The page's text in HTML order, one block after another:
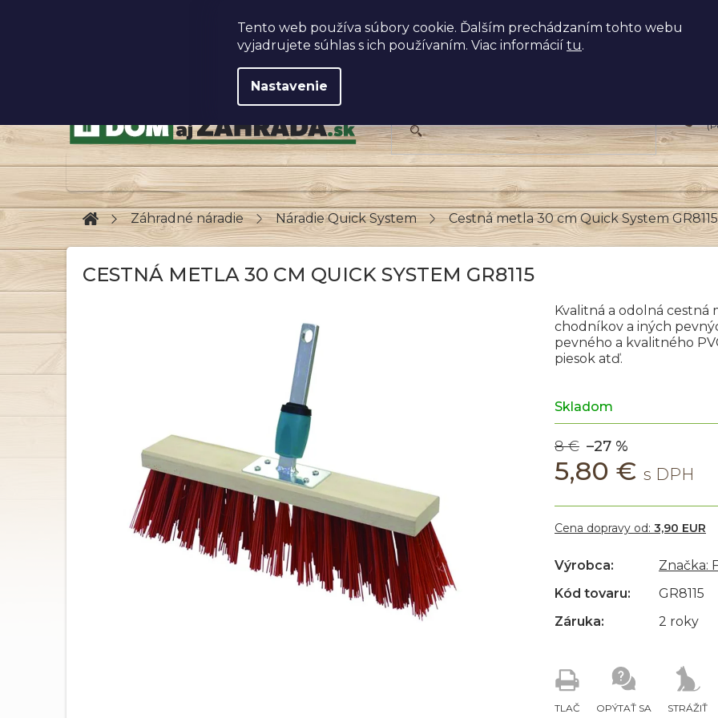
Tento web používa súbory cookie. Ďalším prechádzaním tohto webu
vyjadrujete súhlas s ich používaním. Viac informácií tu.
Nastavenie
DomovZáhradné náradie Náradie Quick System Cestná metla 30 cm Quick System GR8115
CESTNÁ METLA 30 CM QUICK SYSTEM GR8115
Skladom
8 € –27 %
5,80 €
Kvalitná a odolná cestná
chodníkov a iných
pevného a kvalitného
piesok atď.
TLAČ OPÝTAŤ SA STRÁŽIŤ
Cena dopravy od: 3,90 EUR
Výrobca:
Značka:
Kód tovaru:
GR8115
Záruka:
2 roky